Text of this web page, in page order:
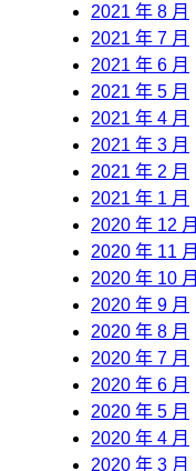
2021 年 8 月
2021 年 7 月
2021 年 6 月
2021 年 5 月
2021 年 4 月
2021 年 3 月
2021 年 2 月
2021 年 1 月
2020 年 12 月
2020 年 11 月
2020 年 10 月
2020 年 9 月
2020 年 8 月
2020 年 7 月
2020 年 6 月
2020 年 5 月
2020 年 4 月
2020 年 3 月